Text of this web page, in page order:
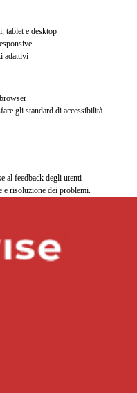
tablet e desktop
adattivi
gli standard di accessibilità
al feedback degli utenti
e risoluzione dei problemi.